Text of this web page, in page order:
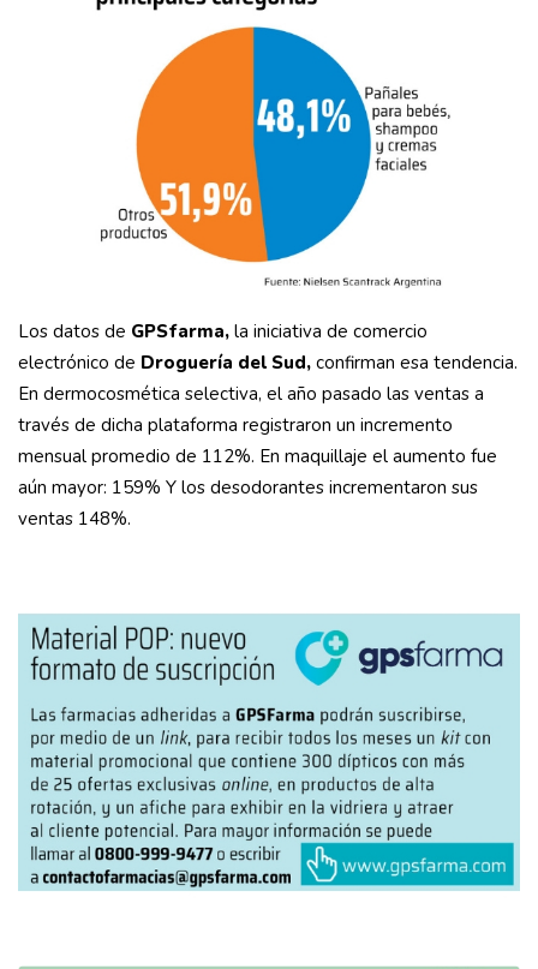
Los datos de GPSfarma, la iniciativa de comercio
electrónico de Droguería del Sud, confirman esa tendencia.
En dermocosmética selectiva, el año pasado las ventas a
través de dicha plataforma registraron un incremento
mensual promedio de 112%. En maquillaje el aumento fue
aún mayor: 159% Y los desodorantes incrementaron sus
ventas 148%.